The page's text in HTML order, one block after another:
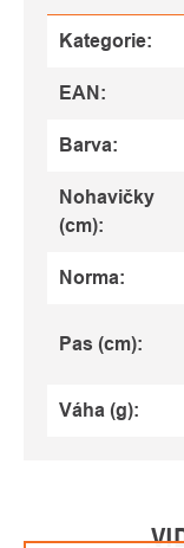
Kategorie:
EAN:
Barva:
Nohavičky
(cm):
Norma:
Pas (cm):
Váha (g):